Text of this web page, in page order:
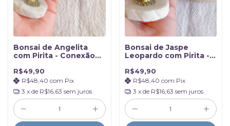
Bonsai de Angelita
com Pirita - Conexão
R$49,90
R$48,40 com Pix
3 x de R$16,63 sem juros
Bonsai de Jaspe
Leopardo com Pirita -
emocional
R$49,90
R$48,40 com Pix
3 x de R$16,63 sem juros